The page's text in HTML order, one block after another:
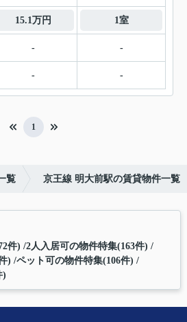
15.1万円 1室
- -
- -
1
覧 京王線 明大前駅の賃貸物件一覧
件) 2人入居可の物件特集(163件)
) ペット可の物件特集(106件)
)